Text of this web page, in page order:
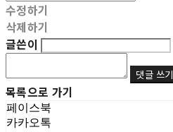
수정하기
삭제하기
글쓴이
댓글 쓰기
목록으로 가기
페이스북
카카오톡